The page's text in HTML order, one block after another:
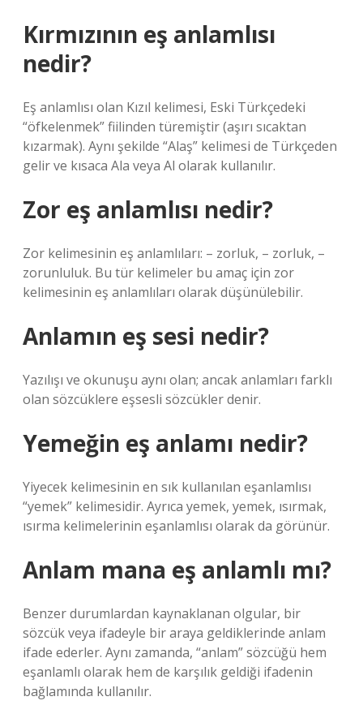
Kırmızının eş anlamlısı
nedir?
Eş anlamlısı olan Kızıl kelimesi, Eski Türkçedeki
“öfkelenmek” fiilinden türemiştir (aşırı sıcaktan
kızarmak). Aynı şekilde “Alaş” kelimesi de Türkçeden
gelir ve kısaca Ala veya Al olarak kullanılır.
Zor eş anlamlısı nedir?
Zor kelimesinin eş anlamlıları: – zorluk, – zorluk, –
zorunluluk. Bu tür kelimeler bu amaç için zor
kelimesinin eş anlamlıları olarak düşünülebilir.
Anlamın eş sesi nedir?
Yazılışı ve okunuşu aynı olan; ancak anlamları farklı
olan sözcüklere eşsesli sözcükler denir.
Yemeğin eş anlamı nedir?
Yiyecek kelimesinin en sık kullanılan eşanlamlısı
“yemek” kelimesidir. Ayrıca yemek, yemek, ısırmak,
ısırma kelimelerinin eşanlamlısı olarak da görünür.
Anlam mana eş anlamlı mı?
Benzer durumlardan kaynaklanan olgular, bir
sözcük veya ifadeyle bir araya geldiklerinde anlam
ifade ederler. Aynı zamanda, “anlam” sözcüğü hem
eşanlamlı olarak hem de karşılık geldiği ifadenin
bağlamında kullanılır.